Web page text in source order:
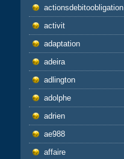
actionsdebitoobligation
activit
adaptation
adeira
adlington
adolphe
adrien
ae988
affaire